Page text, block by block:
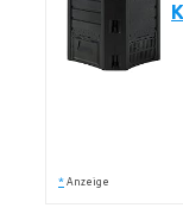
* Anzeige